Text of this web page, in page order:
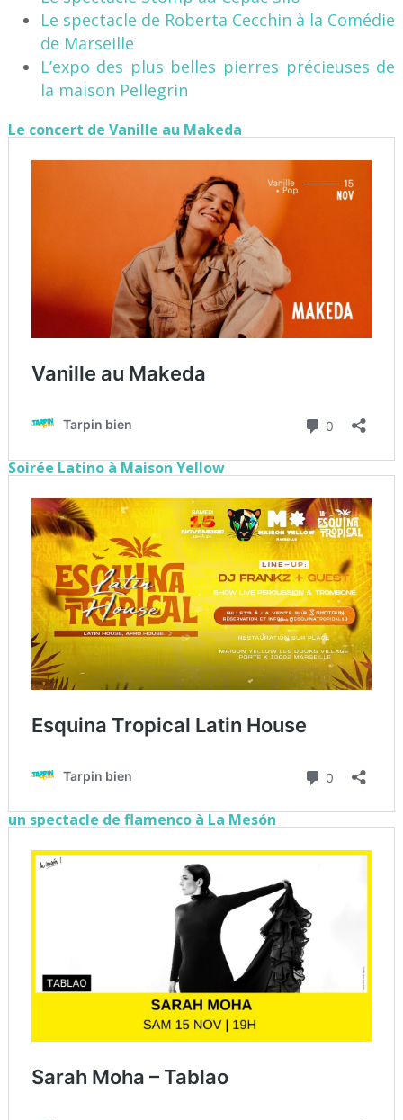
Le spectacle de Roberta Cecchin à la Comédie
de Marseille
L’expo des plus belles pierres précieuses de
la maison Pellegrin
Le concert de Vanille au Makeda
Soirée Latino à Maison Yellow
un spectacle de flamenco à La Mesón